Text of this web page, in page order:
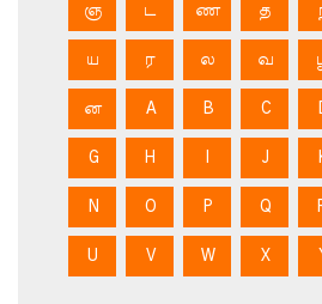
ஞ ட ண த
ய ர ல வ
ன A B C
G H J
N O P Q
U V W X